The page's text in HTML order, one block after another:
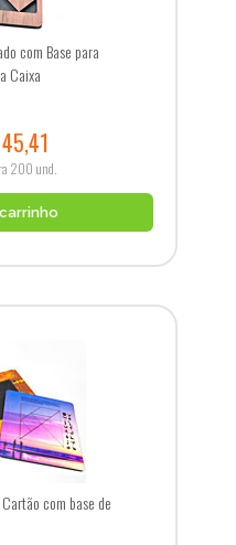
com Base para
Caixa
45,41
200 und.
com base de